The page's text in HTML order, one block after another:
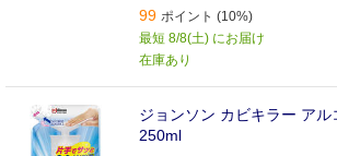
99 ポイント (10%)
最短 8/8(土) にお届け
在庫あり
ジョンソン カビキラー アル
250ml